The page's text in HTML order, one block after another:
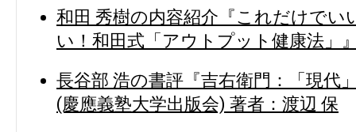
和田 秀樹の内容紹介『これだけでい
い！和田式「アウトプット健康法」
長谷部 浩の書評『吉右衛門：「現代
(慶應義塾大学出版会) 著者：渡辺 保